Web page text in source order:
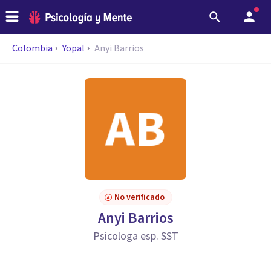
Colombia Yopal Anyi Barrios
No verificado
Anyi Barrios
Psicologa esp. SST